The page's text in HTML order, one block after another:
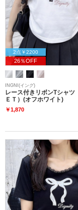
2点￥2200
26％OFF
INGNI(イング)
レース付きリボンTシャツ
ＥＴ）(オフホワイト)
￥1,870